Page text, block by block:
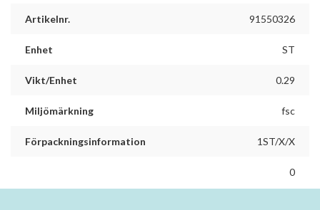
Artikelnr. 91550326
Enhet ST
Vikt/Enhet 0.29
Miljömärkning fsc
Förpackningsinformation 1ST/X/X
0